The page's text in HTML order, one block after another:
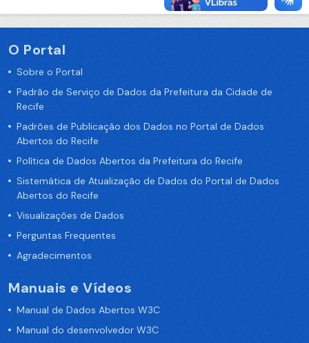
O Portal
Sobre o Portal
Padrão de Serviço de Dados da Prefeitura da Cidade de
Recife
Padrões de Publicação dos Dados no Portal de Dados
Abertos do Recife
Política de Dados Abertos da Prefeitura do Recife
Sistemática de Atualização de Dados do Portal de Dados
Abertos do Recife
Visualizações de Dados
Perguntas Frequentes
Agradecimentos
Manuais e Vídeos
Manual de Dados Abertos W3C
Manual do desenvolvedor W3C